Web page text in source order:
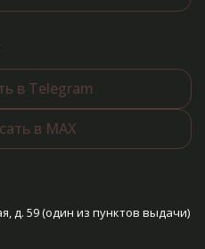
в Telegram
в MAX
д. 59 (один из пунктов выдачи)